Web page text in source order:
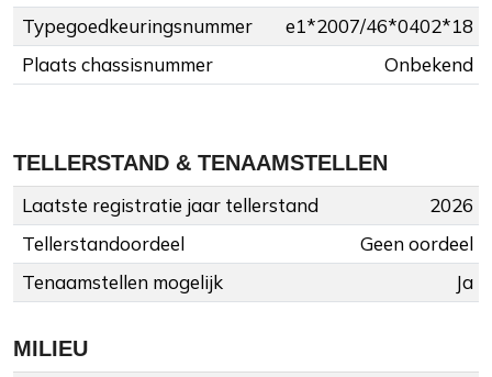
Typegoedkeuringsnummer
e1*2007/46*0402*18
Plaats chassisnummer
Onbekend
TELLERSTAND & TENAAMSTELLEN
Laatste registratie jaar tellerstand
2026
Tellerstandoordeel
Geen oordeel
Tenaamstellen mogelijk
Ja
MILIEU